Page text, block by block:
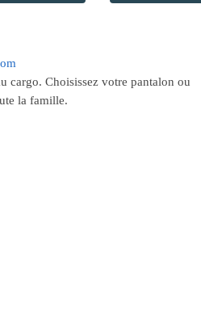
cargo. Choisissez votre pantalon ou
la famille.